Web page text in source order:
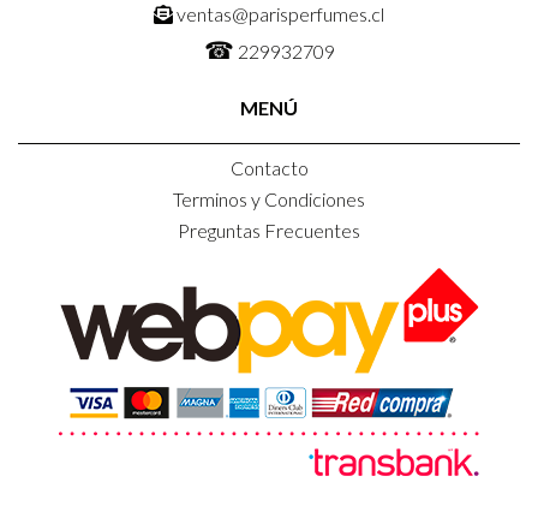
ventas@parisperfumes.cl
☎ 229932709
MENÚ
Contacto
Terminos y Condiciones
Preguntas Frecuentes